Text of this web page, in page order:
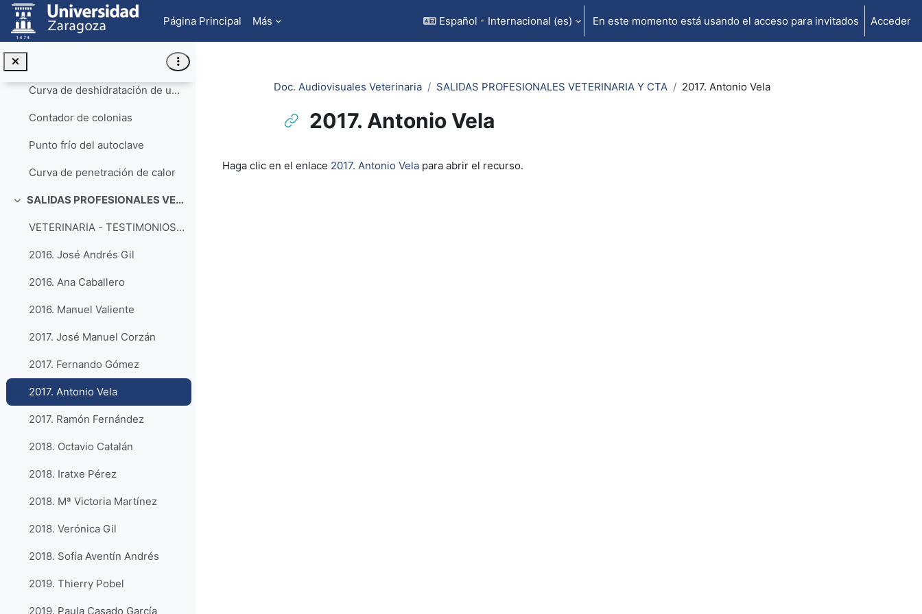
Salta al contenido principal
Página Principal
Más Español - Internacional ‎(es)‎ En este momento está usando el acceso para invitados Acceder
Isoterma de sorción
Sistema electrónico de determinación de la aw - DECAGON
Curva de deshidratación de un alimento
Contador de colonias
Punto frío del autoclave
Curva de penetración de calor
Colapsar SALIDAS PROFESIONALES VETERINARIA Y CTA
VETERINARIA - TESTIMONIOS PROFESIONALES (acceso a la lista de reproducción)
2016. José Andrés Gil
2016. Ana Caballero
2016. Manuel Valiente
2017. José Manuel Corzán
2017. Fernando Gómez
2017. Antonio Vela
2017. Ramón Fernández
2018. Octavio Catalán
2018. Iratxe Pérez
2018. Mª Victoria Martínez
2018. Verónica Gil
2018. Sofía Aventín Andrés
2019. Thierry Pobel
2019. Paula Casado García
Doc. Audiovisuales Veterinaria SALIDAS PROFESIONALES VETERINARIA Y CTA 2017. Antonio Vela
2017. Antonio Vela
Haga clic en el enlace 2017. Antonio Vela para abrir el recurso.